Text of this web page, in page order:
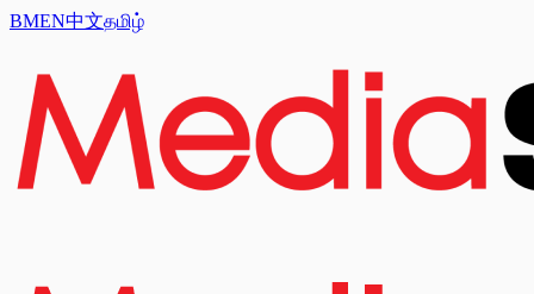
BMEN中文தமிழ்